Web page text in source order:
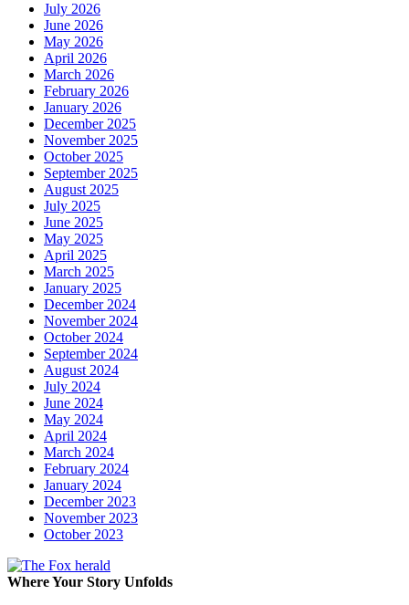
July 2026
June 2026
May 2026
April 2026
March 2026
February 2026
January 2026
December 2025
November 2025
October 2025
September 2025
August 2025
July 2025
June 2025
May 2025
April 2025
March 2025
January 2025
December 2024
November 2024
October 2024
September 2024
August 2024
July 2024
June 2024
May 2024
April 2024
March 2024
February 2024
January 2024
December 2023
November 2023
October 2023
Where Your Story Unfolds